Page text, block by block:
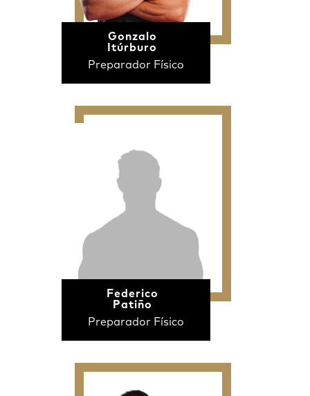
Gonzalo
Itúrburo
Preparador Físico
Federico
Patiño
Preparador Físico